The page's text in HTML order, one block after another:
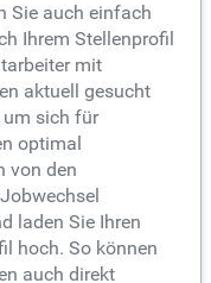
Sie auch einfach
Ihrem Stellenprofil
mit
aktuell gesucht
um sich für
optimal
von den
laden Sie Ihren
hoch. So können
auch direkt